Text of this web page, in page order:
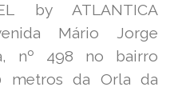
by ATLANTICA
Mário Jorge
nº 498 no bairro
metros da Orla da